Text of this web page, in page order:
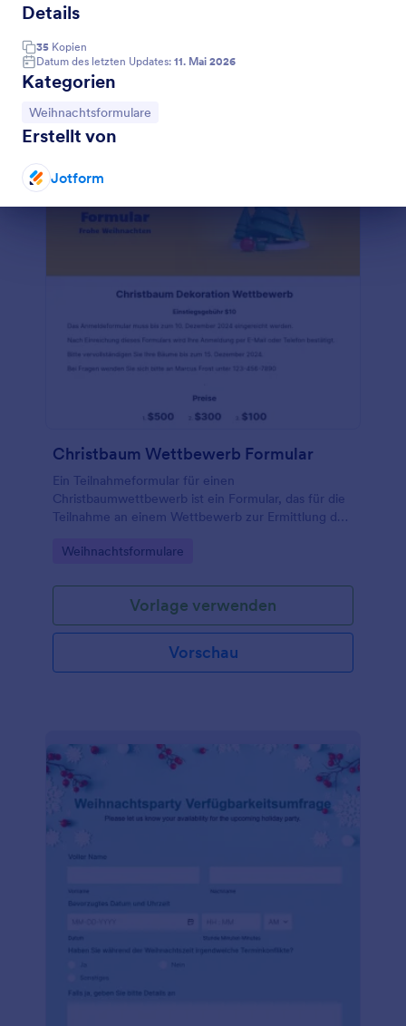
Details
35 Kopien
Datum des letzten Updates: 11. Mai 2026
Kategorien
Zur Kategorie:
Weihnachtsformulare
Erstellt von
Jotform
Möglichkeit, Ihre Mitarbeiter besser kennen zu
Fragebogen zum Wichteln selbst, indem Sie Fragen
hinzufügen oder aktualisieren, Schriftarten und
Farben ändern oder Widgets hinzufügen, um
Sie können sogar eine PDF-Datei mit den Antworten
herunterladen, um sie aufzubewahren, oder alle
die Antworten an andere Konten wie Google Drive,
können Sie dies mit den über 100 kostenlosen
Integrationen von Jotform automatisch tun.
Christbaum Wettbewerb Formular
Ein Teilnahmeformular für einen
Christbaumwettbewerb ist ein Formular, das für die
Teilnahme an einem Wettbewerb zur Ermittlung des
ein kostenloses Online-Formular für
jährlichen Christbaumwettbewerb zu sammeln!
Passen Sie die Fragen an die von Ihnen festgelegten
Kriterien an, fügen Sie dem Formular Ihr Logo hinzu,
und betten Sie es online ein, um mit der Sammlung
von Einsendungen zu beginnen. Wenn Sie den
Beiträge zu einem Speicherdienst Ihrer Wahl
hinzufügen. Nutzen Sie einfach unsere über 100
Integrationen, um dies zu ermöglichen. Und wenn
Sie das Formular so gestalten möchten, wie Sie es
wünschen, verwenden Sie unseren kostenlosen
werden kann! Halten Sie Ihre Kunden mit einer
jährlichen Christbaumwettbewerb bei der Stange.
Veranstalten Sie einen Wettbewerb und finden Sie
den besten Baum mit einem kostenlosen Online-
Go to Category:
Weihnachtsformulare
Vorlage verwenden
Vorschau